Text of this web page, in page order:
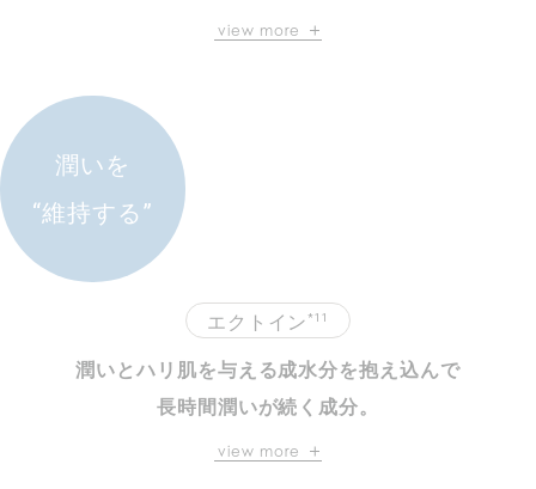
角質層まで潤いを与え、弾力のある
view more
潤いを
“維持する”
エクトイン*11
潤いとハリ肌を与える成水分を抱え込んで
長時間潤いが続く成分。
潤いで満ちた肌がいつまでも続く。
view more